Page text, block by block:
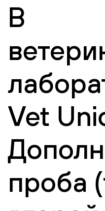
В
Vet
проба